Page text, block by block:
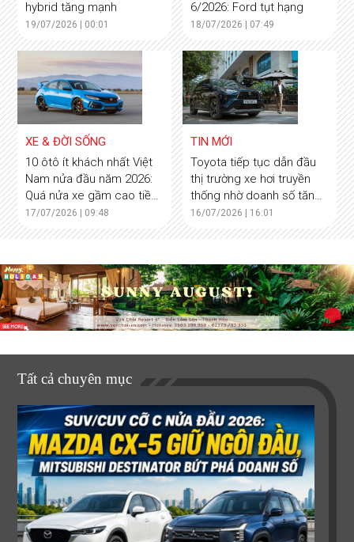
hybrid tăng mạnh
19/07/2026 | 00:01
6/2026: Ford tụt hạng
18/07/2026 | 07:49
XE & ĐỜI SỐNG
10 ôtô ít khách nhất Việt
Nam nửa đầu năm 2026:
Quá nửa xe gầm cao tiền
tỷ nhập khẩu
17/07/2026 | 09:48
TIN MỚI
Toyota tiếp tục dẫn đầu
thị trường xe hơi truyền
thống nhờ doanh số tăng
mạnh
16/07/2026 | 16:01
Tất cả chuyên mục